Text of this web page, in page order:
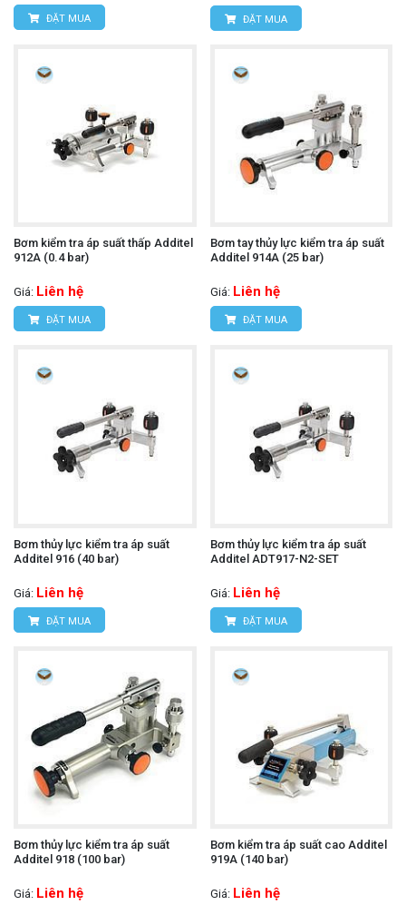
ĐẶT MUA ĐẶT MUA
Bơm kiểm tra áp suất thấp Additel
912A (0.4 bar)
Giá: Liên hệ
ĐẶT MUA
Bơm tay thủy lực kiểm tra áp suất
Additel 914A (25 bar)
Giá: Liên hệ
ĐẶT MUA
Bơm thủy lực kiểm tra áp suất
Additel 916 (40 bar)
Giá: Liên hệ
ĐẶT MUA
Bơm thủy lực kiểm tra áp suất
Additel ADT917-N2-SET
Giá: Liên hệ
ĐẶT MUA
Bơm thủy lực kiểm tra áp suất
Additel 918 (100 bar)
Giá: Liên hệ
Bơm kiểm tra áp suất cao Additel
919A (140 bar)
Giá: Liên hệ